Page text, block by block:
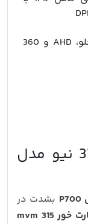
کامل از دوربین عقب، جلو، AHD و 360
مانیتور سیم کارت خور 315 نیو مدل
بشدت در
مانیتور سیم کارت خور mvm 315